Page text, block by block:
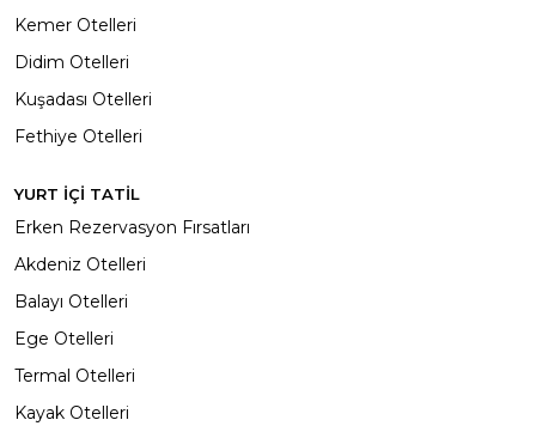
Kemer Otelleri
Didim Otelleri
Kuşadası Otelleri
Fethiye Otelleri
YURT İÇİ TATİL
Erken Rezervasyon Fırsatları
Akdeniz Otelleri
Balayı Otelleri
Ege Otelleri
Termal Otelleri
Kayak Otelleri